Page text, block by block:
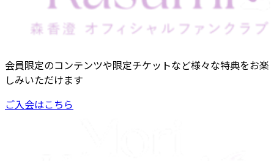
会員限定のコンテンツや限定チケットなど様々な特典をお楽
しみいただけます
ご入会はこちら